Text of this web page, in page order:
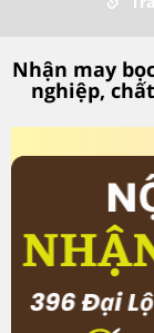
Nhận may
nghiệp,